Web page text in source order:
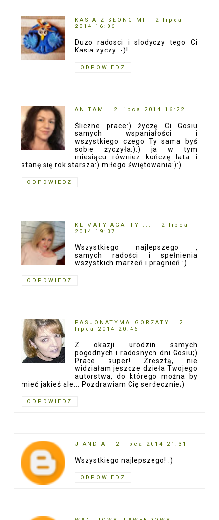
KASIA Z SŁONO MI
2 lipca
2014 16:06
Duzo radosci i slodyczy tego Ci
Kasia zyczy :-)!
ODPOWIEDZ
ANITAM 2 lipca 2014 16:22
Śliczne prace:) życzę Ci Gosiu
samych wspaniałości i
wszystkiego czego Ty sama byś
sobie życzyła:):) ja w tym
miesiącu również kończę lata i
stanę się rok starsza:) miłego świętowania:):)
ODPOWIEDZ
KLIMATY AGATTY ...
2 lipca
2014 19:37
Wszystkiego najlepszego ,
samych radości i spełnienia
wszystkich marzeń i pragnień :)
ODPOWIEDZ
PASJONATYMALGORZATY
2
lipca 2014 20:46
Z okazji urodzin samych
pogodnych i radosnych dni Gosiu;)
Prace super! Zresztą, nie
widziałam jeszcze dzieła Twojego
autorstwa, do którego można by
mieć jakieś ale... Pozdrawiam Cię serdecznie;)
ODPOWIEDZ
J AND A 2 lipca 2014 21:31
Wszystkiego najlepszego! :)
ODPOWIEDZ